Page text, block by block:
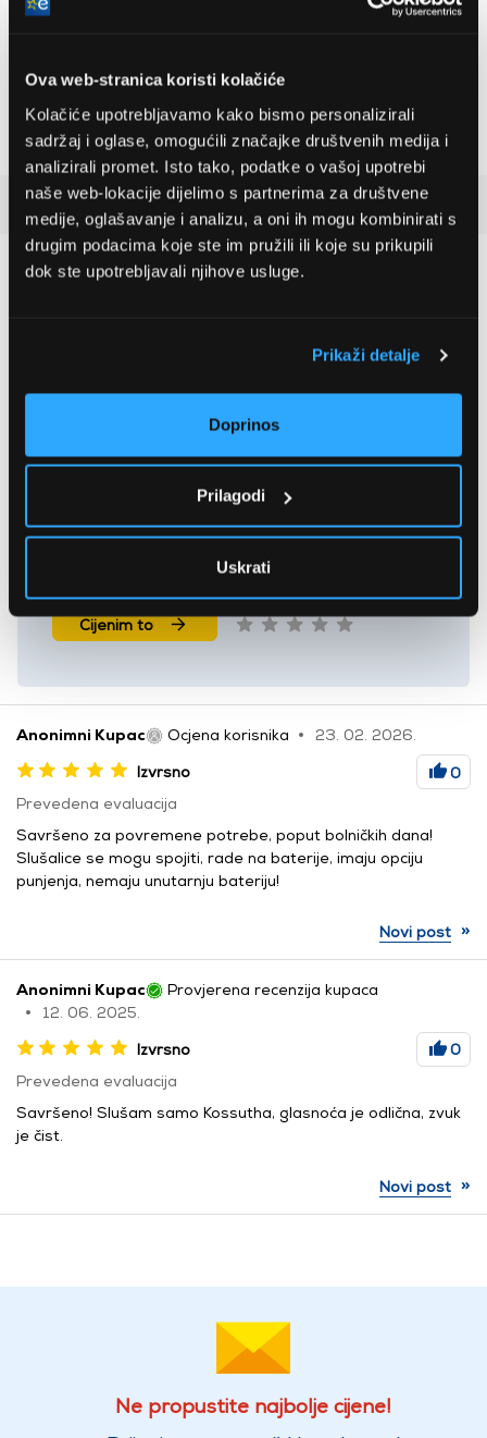
Ova web-stranica koristi kolačiće
Kolačiće upotrebljavamo kako bismo personalizirali
sadržaj i oglase, omogućili značajke društvenih medija i
analizirali promet. Isto tako, podatke o vašoj upotrebi
naše web-lokacije dijelimo s partnerima za društvene
medije, oglašavanje i analizu, a oni ih mogu kombinirati s
drugim podacima koje ste im pružili ili koje su prikupili
dok ste upotrebljavali njihove usluge.
Prikaži detalje
Doprinos
Prilagodi
Uskrati
visokotlačni perač
(06008A7800)
535,79 EUR
zamrzivačem
504,99 EUR
Recenzije kupaca(2)
3 zvjezdice
0 kom
Recite nam svoje mišljenje o ovom proizvodu!
Cijenim to
Anonimni Kupac Ocjena korisnika
23. 02. 2026.
Izvrsno
0
Prevedena evaluacija
Savršeno za povremene potrebe, poput bolničkih dana!
Slušalice se mogu spojiti, rade na baterije, imaju opciju
punjenja, nemaju unutarnju bateriju!
Novi post »
Anonimni Kupac
Provjerena recenzija kupaca
12. 06. 2025.
Izvrsno
0
Prevedena evaluacija
Savršeno! Slušam samo Kossutha, glasnoća je odlična, zvuk
je čist.
Novi post »
Ne propustite najbolje cijene!